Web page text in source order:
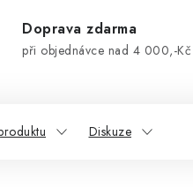
Doprava zdarma
při objednávce nad 4 000,-Kč
Diskuze